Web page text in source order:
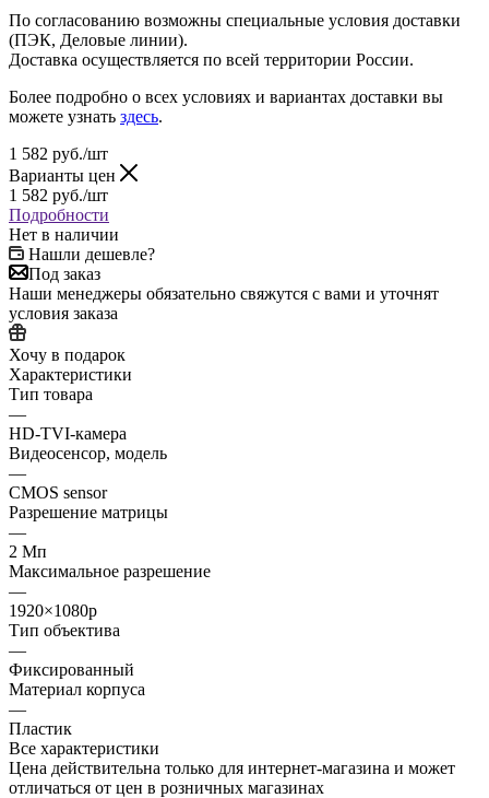
По согласованию возможны специальные условия доставки
(ПЭК, Деловые линии).
Доставка осуществляется по всей территории России.
Более подробно о всех условиях и вариантах доставки вы
можете узнать здесь.
1 582 руб./шт
Варианты цен
1 582 руб./шт
Подробности
Нет в наличии
Нашли дешевле?
Под заказ
Наши менеджеры обязательно свяжутся с вами и уточнят
условия заказа
Хочу в подарок
Характеристики
Тип товара
—
HD-TVI-камера
Видеосенсор, модель
—
CMOS sensor
Разрешение матрицы
—
2 Мп
Максимальное разрешение
—
1920×1080p
Тип объектива
—
Фиксированный
Материал корпуса
—
Пластик
Все характеристики
Цена действительна только для интернет-магазина и может
отличаться от цен в розничных магазинах